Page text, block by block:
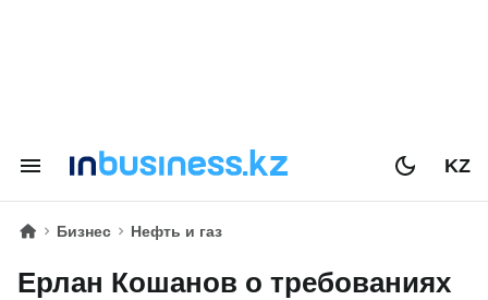
KZ
Бизнес Нефть и газ
Ерлан Кошанов о требованиях